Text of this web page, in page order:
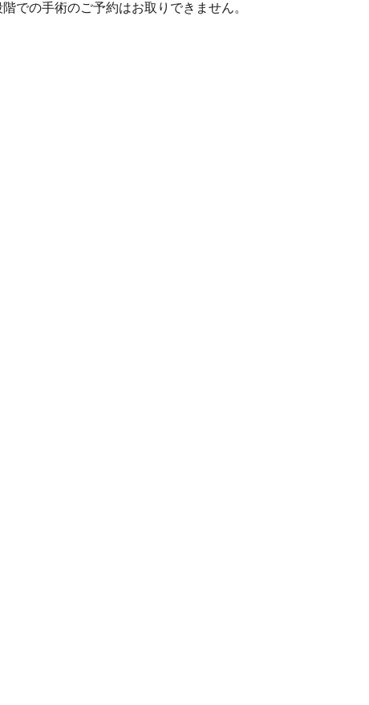
での手術のご予約はお取りできません。